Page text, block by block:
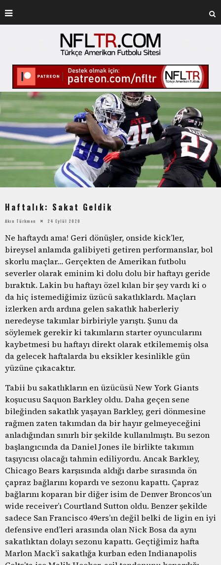
Haftalık: Sakat Geldik
Akın Türkmen 24 Eylül 2020
Ne haftaydı ama! Geri dönüşler, onside kick’ler,
bireysel anlamda galibiyeti getiren performanslar, bol
skorlu maçlar… Gerçekten de Amerikan futbolu
severler olarak eminim ki dolu dolu bir haftayı geride
bıraktık. Lakin bu haftayı özel kılan bir şey vardı ki o
da hiç istemediğimiz üzücü sakatlıklardı. Maçları
izlerken ardı ardına gelen sakatlık haberleriy
neredeyse takımlar birbiriyle yarıştı. Şunu da
söylemek gerekir ki takımların starter oyuncularını
kaybetmesi bu haftayı direkt olarak etkilememiş olsa
da gelecek haftalarda bu eksikler kesinlikle gün
yüzüne çıkacaktır.
Tabii bu sakatlıkların en üzücüsü New York Giants
koşucusu Saquon Barkley oldu. Daha geçen sene
bileğinden sakatlık yaşayan Barkley, geri dönmesine
rağmen zaten takımdan da bir hayır gelmeyeceğini
anladığından sınırlı bir şekilde kullanılmıştı. Bu sezon
başlangıcında da Daniel Jones ile birlikte takımın
taşıyıcısı olacağı tahmin ediliyordu. Ancak Barkley,
Chicago Bears karşısında aldığı darbe sırasında ön
çapraz bağlarını kopardı ve sezonu kapattı. Çapraz
bağlarını koparan bir diğer isim de Denver Broncos’un
wide receiver’ı Courtland Sutton oldu. Benzer şekilde
sadece San Francisco 49ers’ın değil belki de ligin en iyi
defensive end’leri arasında olan Nick Bosa da aynı
sakatlıktan dolayı sezonu kapattı. Geçtiğimiz hafta
Marlon Mack’i sakatlığa kurban eden Indianapolis